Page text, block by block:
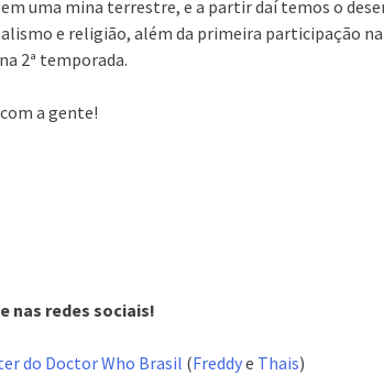
uma mina terrestre, e a partir daí temos o
e religião, além da primeira participação
2ª temporada.
a gente!
nas redes sociais!
do Doctor Who Brasil (Freddye Thais)